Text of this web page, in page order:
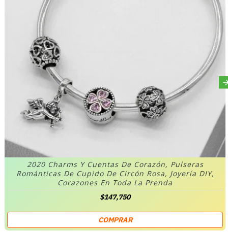
2020 Charms Y Cuentas De Corazón, Pulseras
Románticas De Cupido De Circón Rosa, Joyería DIY,
Corazones En Toda La Prenda
$147,750
COMPRAR